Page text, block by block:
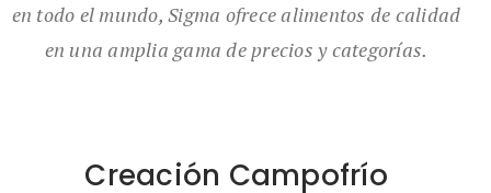
en todo el mundo, Sigma ofrece alimentos de calidad
en una amplia gama de precios y categorías.
Creación Campofrío